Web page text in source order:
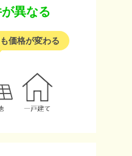
異なる
価格が変わる